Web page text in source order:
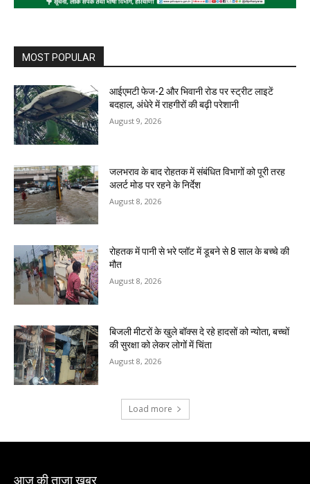
MOST POPULAR
आईएमटी फेज-2 और भिवानी रोड पर स्ट्रीट लाइटें
बदहाल, अंधेरे में राहगीरों की बढ़ी परेशानी
August 9, 2026
जलभराव के बाद रोहतक में संबंधित विभागों को पूरी तरह
अलर्ट मोड पर रहने के निर्देश
August 8, 2026
रोहतक में पानी से भरे प्लॉट में डूबने से 8 साल के बच्चे की
मौत
August 8, 2026
बिजली मीटरों के खुले बॉक्स दे रहे हादसों को न्योता, बच्चों
की सुरक्षा को लेकर लोगों में चिंता
August 8, 2026
Load more
आज की ताजा खबर